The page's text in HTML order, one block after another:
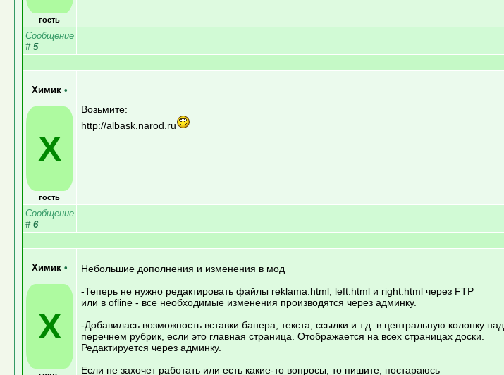
гость
Сообщение
# 5
Химик •
Х
гость
Возьмите:
http://albask.narod.ru
Сообщение
# 6
Химик •
Х
Небольшие дополнения и изменения в мод
-Теперь не нужно редактировать файлы reklama.html, left.html и right.html через FTP
или в ofline - все необходимые изменения производятся через админку.
-Добавилась возможность вставки банера, текста, ссылки и т.д. в центральную колонку над
перечнем рубрик, если это главная страница. Отображается на всех страницах доски.
Редактируется через админку.
Если не захочет работать или есть какие-то вопросы, то пишите, постараюсь